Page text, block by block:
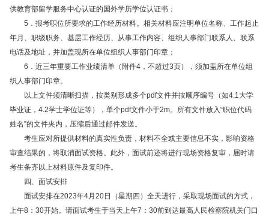
供教育部留学服务中心认证的国外学历学位认证书；
5．报考职位所要求的工作经历材料。相关材料应注明单位名称、工作起止
年月、职级职务、基层工作经历、从事工作内容、组织人事部门联系人、联系
电话及地址，并加盖现所在单位组织人事部门印章；
6．近三年重要工作业绩清单（附件4，不超过3页），须加盖所在单位组
织人事部门印章。
以上文件须清晰扫描，按类别形成多个pdf文件并按顺序编号（如4.1大学
毕业证，4.2学士学位证等），单个pdf文件小于2m。所有文件放入“职位代码
姓名”的文件夹内，压缩后通过邮件发送。
考生应对所提供材料的真实性负责，材料不全或主要信息不实，影响资格
审查结果的，将取消面试资格。此外，面试前还将进行现场资格复审，届时请
考生备齐以上材料原件及复印件。
四、面试安排
面试安排在2023年4月20日（星期四）全天进行，采取现场面试的方式，
上午8：30开始。请面试考生于当天上午7：30前到达最高人民检察院机关门口